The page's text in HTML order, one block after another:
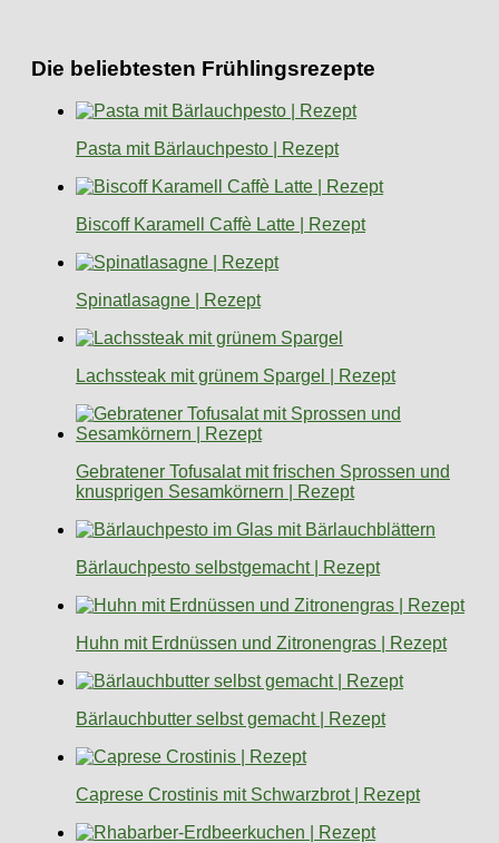
Die beliebtesten Frühlingsrezepte
Pasta mit Bärlauchpesto | Rezept
Biscoff Karamell Caffè Latte | Rezept
Spinatlasagne | Rezept
Lachssteak mit grünem Spargel | Rezept
Gebratener Tofusalat mit frischen Sprossen und
knusprigen Sesamkörnern | Rezept
Bärlauchpesto selbstgemacht | Rezept
Huhn mit Erdnüssen und Zitronengras | Rezept
Bärlauchbutter selbst gemacht | Rezept
Caprese Crostinis mit Schwarzbrot | Rezept